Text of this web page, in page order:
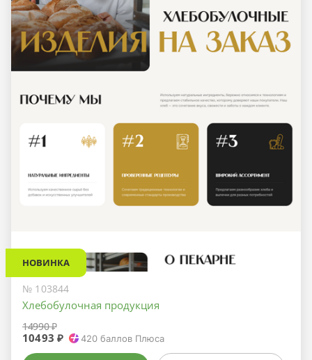
НОВИНКА
№ 103844
Хлебобулочная продукция
14990 ₽
10493 ₽ 420 баллов Плюса